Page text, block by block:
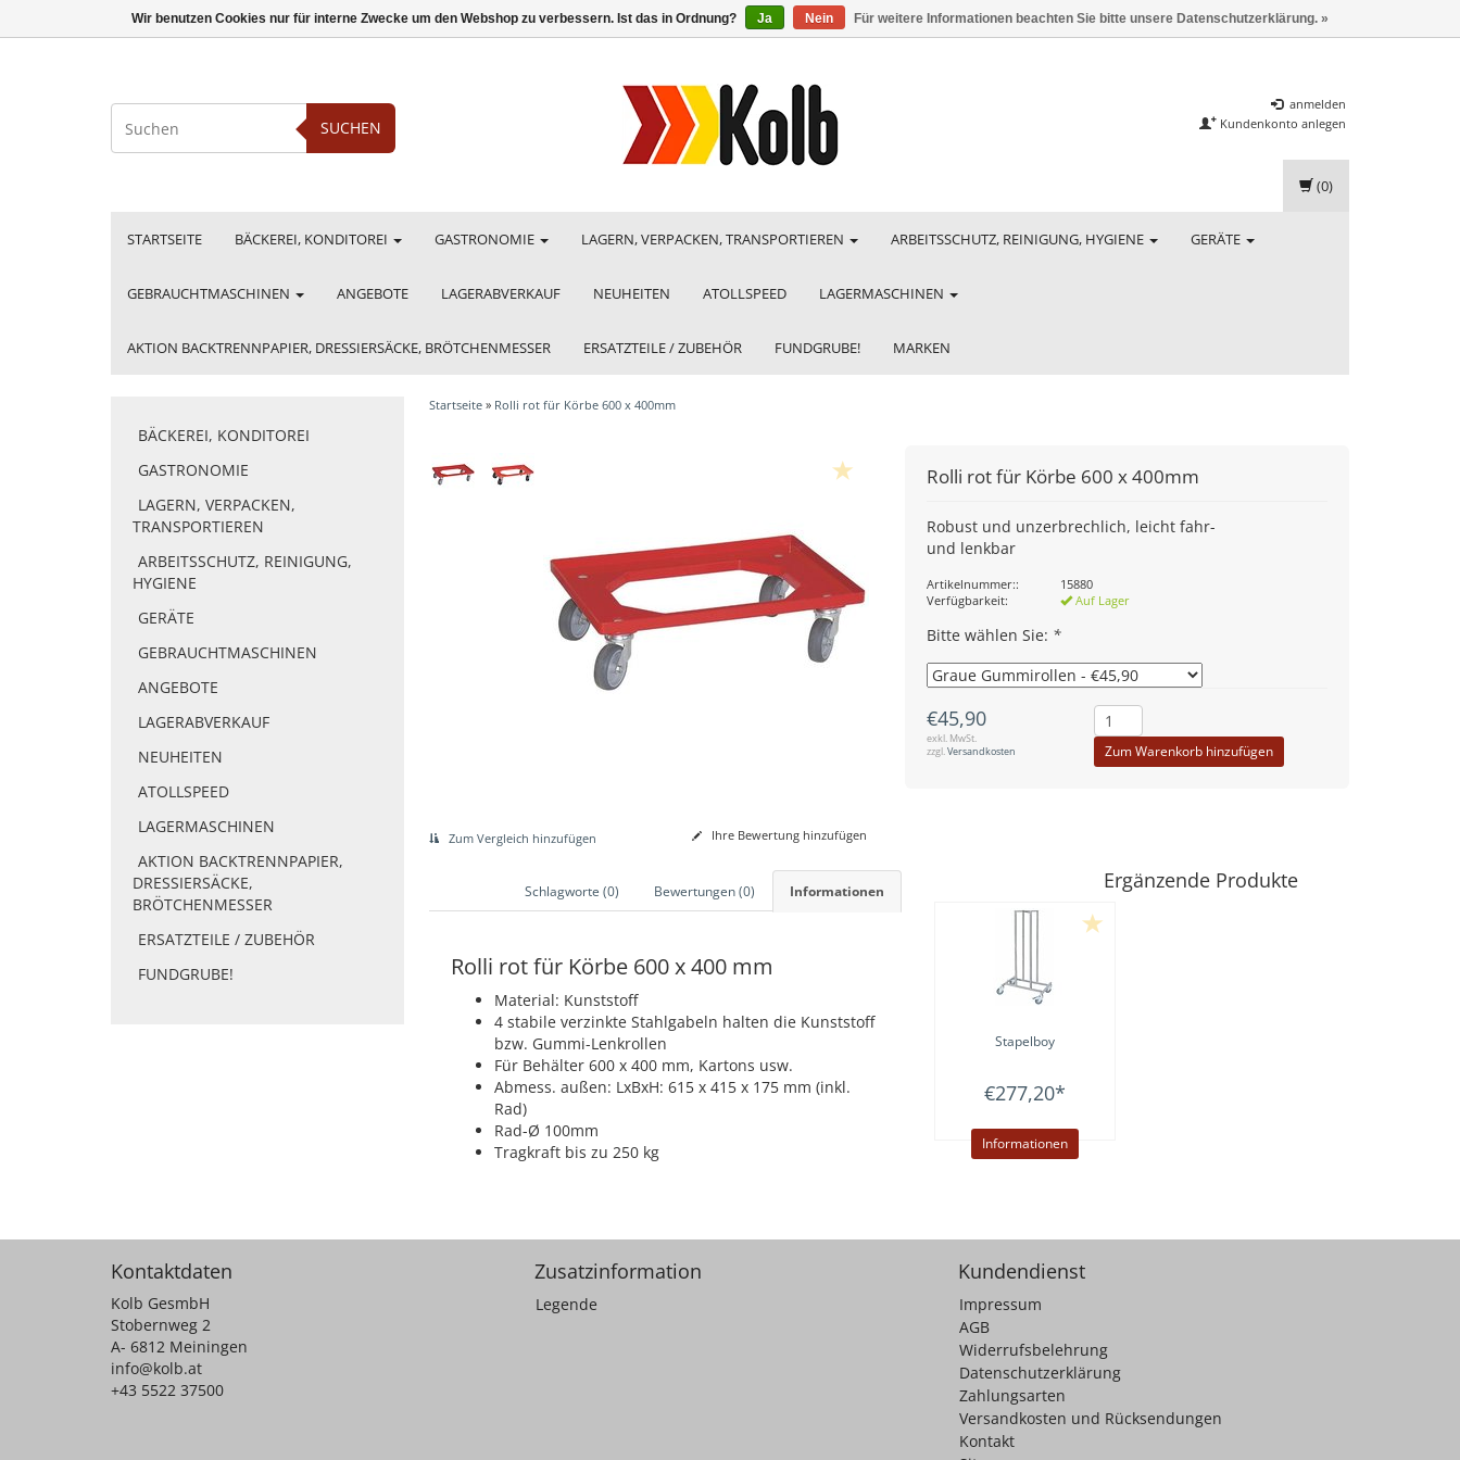
SUCHEN
anmelden
Kundenkonto anlegen
STARTSEITE BÄCKEREI, KONDITOREI GASTRONOMIE LAGERN, VERPACKEN, TRANSPORTIEREN ARBEITSSCHUTZ, REINIGUNG, HYGIENE GERÄTE
GEBRAUCHTMASCHINEN ANGEBOTE LAGERABVERKAUF NEUHEITEN ATOLLSPEED LAGERMASCHINEN
AKTION BACKTRENNPAPIER, DRESSIERSÄCKE, BRÖTCHENMESSER ERSATZTEILE / ZUBEHÖR FUNDGRUBE! MARKEN
(0)
BÄCKEREI, KONDITOREI
GASTRONOMIE
LAGERN, VERPACKEN,
TRANSPORTIEREN
ARBEITSSCHUTZ, REINIGUNG,
HYGIENE
GERÄTE
GEBRAUCHTMASCHINEN
ANGEBOTE
LAGERABVERKAUF
NEUHEITEN
ATOLLSPEED
LAGERMASCHINEN
AKTION BACKTRENNPAPIER,
DRESSIERSÄCKE,
BRÖTCHENMESSER
ERSATZTEILE / ZUBEHÖR
FUNDGRUBE!
Startseite» Rolli rot für Körbe 600 x 400mm
Rolli rot für Körbe 600 x 400mm
Robust und unzerbrechlich, leicht fahr-
und lenkbar
Artikelnummer::
15880
Verfügbarkeit:
Auf Lager
Bitte wählen Sie: *
€45,90
exkl. MwSt.
zzgl.Versandkosten Zum Warenkorb hinzufügen
Zum Vergleich hinzufügen Ihre Bewertung hinzufügen
Informationen
Bewertungen (0)
Schlagworte (0)
Rolli rot für Körbe 600 x 400 mm
Material: Kunststoff
4 stabile verzinkte Stahlgabeln halten die Kunststoff
bzw. Gummi-Lenkrollen
Für Behälter 600 x 400 mm, Kartons usw.
Abmess. außen: LxBxH: 615 x 415 x 175 mm (inkl.
Rad)
Rad-Ø 100mm
Tragkraft bis zu 250 kg
Ergänzende Produkte
Stapelboy
€277,20*
Informationen
Kontaktdaten
Kolb GesmbH
Stobernweg 2
A- 6812 Meiningen
info@kolb.at
+43 5522 37500
Zusatzinformation
Legende
Kundendienst
Impressum
AGB
Widerrufsbelehrung
Datenschutzerklärung
Zahlungsarten
Versandkosten und Rücksendungen
Kontakt
Wir benutzen Cookies nur für interne Zwecke um den Webshop zu verbessern. Ist das in Ordnung? Ja Nein Für weitere Informationen beachten Sie bitte unsere Datenschutzerklärung. »